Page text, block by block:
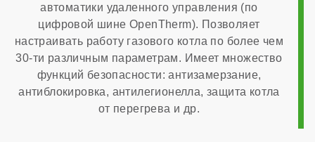
Дымоходная система в комплекте
нет
ОБЩАЯ ИНФОРМАЦИЯ
автоматики удаленного управления (по
цифровой шине OpenTherm). Позволяет
настраивать работу газового котла по более чем
30-ти различным параметрам. Имеет множество
функций безопасности: антизамерзание,
антиблокировка, антилегионелла, защита котла
от перегрева и др.